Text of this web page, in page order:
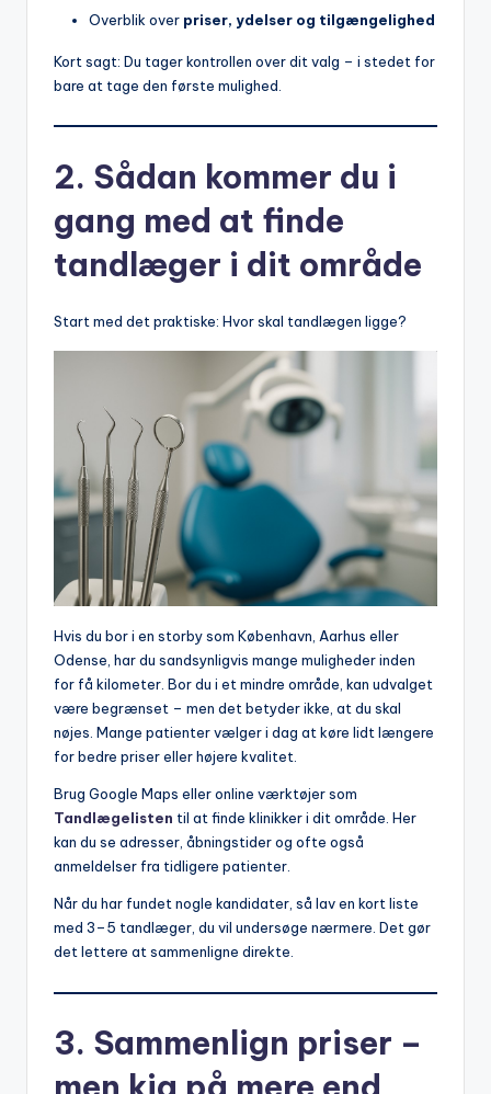
Overblik over priser, ydelser og tilgængelighed
Kort sagt: Du tager kontrollen over dit valg – i stedet for
bare at tage den første mulighed.
2. Sådan kommer du i
gang med at finde
tandlæger i dit område
Start med det praktiske: Hvor skal tandlægen ligge?
Hvis du bor i en storby som København, Aarhus eller
Odense, har du sandsynligvis mange muligheder inden
for få kilometer. Bor du i et mindre område, kan udvalget
være begrænset – men det betyder ikke, at du skal
nøjes. Mange patienter vælger i dag at køre lidt længere
for bedre priser eller højere kvalitet.
Brug Google Maps eller online værktøjer som
Tandlægelisten til at finde klinikker i dit område. Her
kan du se adresser, åbningstider og ofte også
anmeldelser fra tidligere patienter.
Når du har fundet nogle kandidater, så lav en kort liste
med 3–5 tandlæger, du vil undersøge nærmere. Det gør
det lettere at sammenligne direkte.
3. Sammenlign priser –